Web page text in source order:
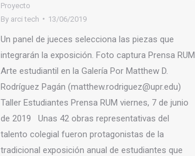
Proyecto
By arci tech 13/06/2019
Un panel de jueces selecciona las piezas que
integrarán la exposición. Foto captura Prensa RUM
Arte estudiantil en la Galería Por Matthew D.
Rodríguez Pagán (matthew.rodriguez@upr.edu)
Taller Estudiantes Prensa RUM viernes, 7 de junio
de 2019 Unas 42 obras representativas del
talento colegial fueron protagonistas de la
tradicional exposición anual de estudiantes que